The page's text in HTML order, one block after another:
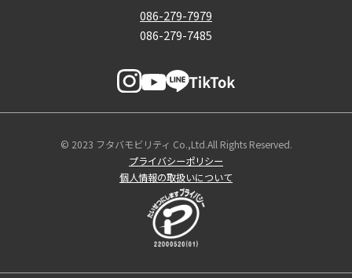
086-279-7979
086-279-7485
© 2023 フタバモビリティ Co.,Ltd.All Rights Reserved.
プライバシーポリシー
個人情報の取扱いについて